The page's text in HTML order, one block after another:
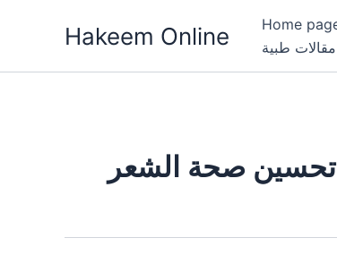
Hakeem Online
مقالات طبية
تحسين صحة الشعر